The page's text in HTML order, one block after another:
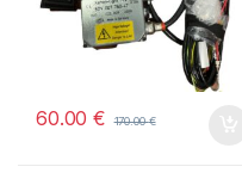
60.00€ 170.00€